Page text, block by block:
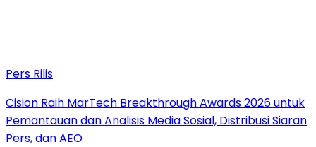
Pers Rilis
Cision Raih MarTech Breakthrough Awards 2026 untuk
Pemantauan dan Analisis Media Sosial, Distribusi Siaran
Pers, dan AEO